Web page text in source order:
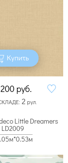
Купить
руб.
2рул.
Little Dreamers
LD2009